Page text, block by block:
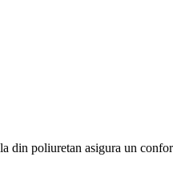
din poliuretan asigura un